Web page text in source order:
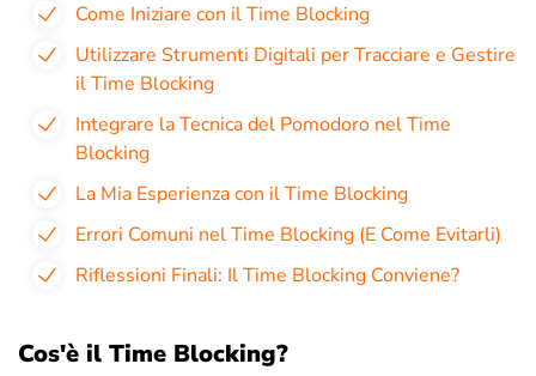
Come Iniziare con il Time Blocking
Utilizzare Strumenti Digitali per Tracciare e Gestire
il Time Blocking
Integrare la Tecnica del Pomodoro nel Time
Blocking
La Mia Esperienza con il Time Blocking
Errori Comuni nel Time Blocking (E Come Evitarli)
Riflessioni Finali: Il Time Blocking Conviene?
Cos'è il Time Blocking?